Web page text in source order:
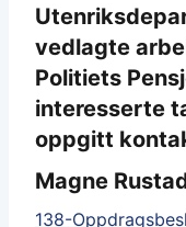
vedlagte
Politiets
interesserte
oppgitt
Magne
138-